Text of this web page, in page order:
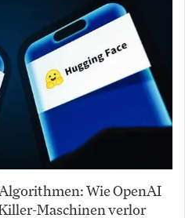
Wie OpenAI
Maschinen verlor